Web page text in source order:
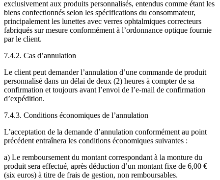
exclusivement aux produits personnalisés, entendus comme étant les
biens confectionnés selon les spécifications du consommateur,
principalement les lunettes avec verres ophtalmiques correcteurs
fabriqués sur mesure conformément à l’ordonnance optique fournie
par le client.
7.4.2. Cas d’annulation
Le client peut demander l’annulation d’une commande de produit
personnalisé dans un délai de deux (2) heures à compter de sa
confirmation et toujours avant l’envoi de l’e-mail de confirmation
d’expédition.
7.4.3. Conditions économiques de l’annulation
L’acceptation de la demande d’annulation conformément au point
précédent entraînera les conditions économiques suivantes :
a) Le remboursement du montant correspondant à la monture du
produit sera effectué, après déduction d’un montant fixe de 6,00 €
(six euros) à titre de frais de gestion, non remboursables.